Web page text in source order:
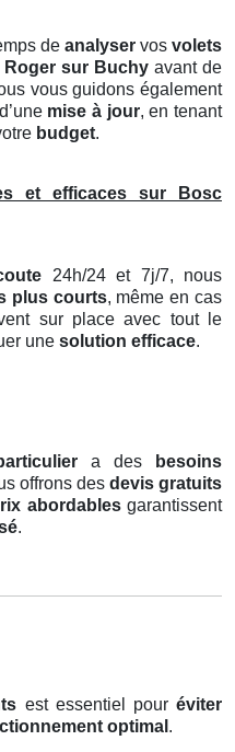
de analyser vos volets
sur Buchy avant de
vous guidons également
mise à jour, en tenant
budget.
et efficaces sur Bosc
24h/24 et 7j/7, nous
plus courts, même en cas
sur place avec tout le
une solution efficace.
a des
besoins
offrons des devis gratuits
abordablesgarantissent
.
est essentiel pouréviter
optimal .